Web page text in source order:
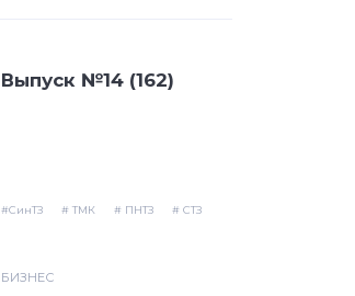
Выпуск №14 (162)
#СинТЗ # ТМК # ПНТЗ # СТЗ
БИЗНЕС